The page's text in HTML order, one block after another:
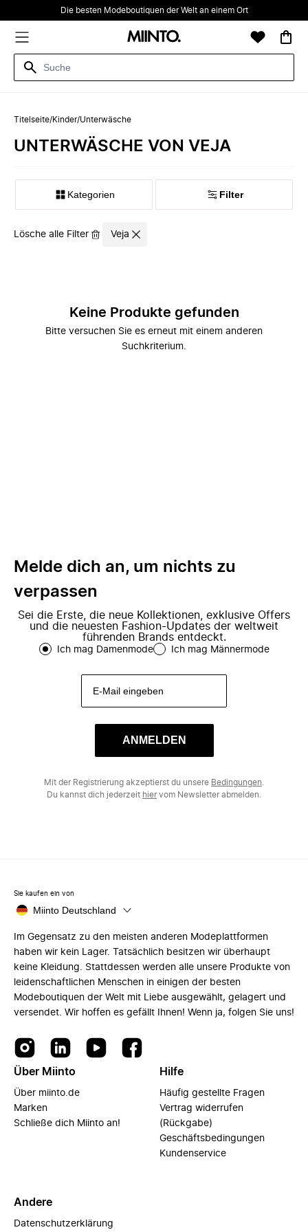
Die besten Modeboutiquen der Welt an einem Ort
Titelseite/Kinder/Unterwäsche
UNTERWÄSCHE VON VEJA
Kategorien Filter
Lösche alle Filter Veja
Keine Produkte gefunden
Bitte versuchen Sie es erneut mit einem anderen
Suchkriterium.
Melde dich an, um nichts zu
verpassen
Sei die Erste, die neue Kollektionen, exklusive Offers
und die neuesten Fashion-Updates der weltweit
führenden Brands entdeckt.
Ich mag Damenmode Ich mag Männermode
ANMELDEN
Mit der Registrierung akzeptierst du unsere Bedingungen
Du kannst dich jederzeit hiervom Newsletter abmelden.
Sie kaufen ein von
Miinto Deutschland
Im Gegensatz zu den meisten anderen Modeplattformen
haben wir kein Lager. Tatsächlich besitzen wir überhaupt
keine Kleidung. Stattdessen werden alle unsere Produkte von
leidenschaftlichen Menschen in einigen der besten
Modeboutiquen der Welt mit Liebe ausgewählt, gelagert und
versendet. Wir hoffen es gefällt Ihnen! Wenn ja, folgen Sie uns!
Über Miinto
Über miinto.de
Marken
Schließe dich Miinto an!
Hilfe
Häufig gestellte Fragen
Vertrag widerrufen
(Rückgabe)
Geschäftsbedingungen
Kundenservice
Andere
Datenschutzerklärung